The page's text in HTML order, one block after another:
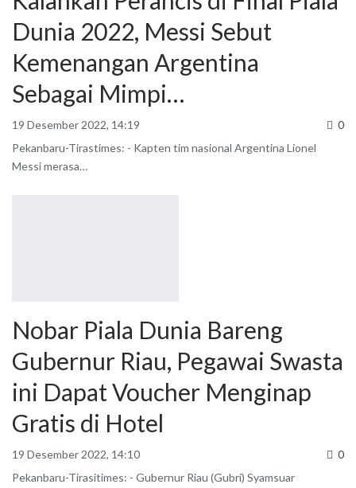
Dunia 2022, Messi Sebut
Kemenangan Argentina
Sebagai Mimpi…
19 Desember 2022, 14:19
0
Pekanbaru-Tirastimes: - Kapten tim nasional Argentina Lionel
Messi merasa…
Nobar Piala Dunia Bareng
Gubernur Riau, Pegawai Swasta
ini Dapat Voucher Menginap
Gratis di Hotel
19 Desember 2022, 14:10
0
Pekanbaru-Tirasitimes: - Gubernur Riau (Gubri) Syamsuar